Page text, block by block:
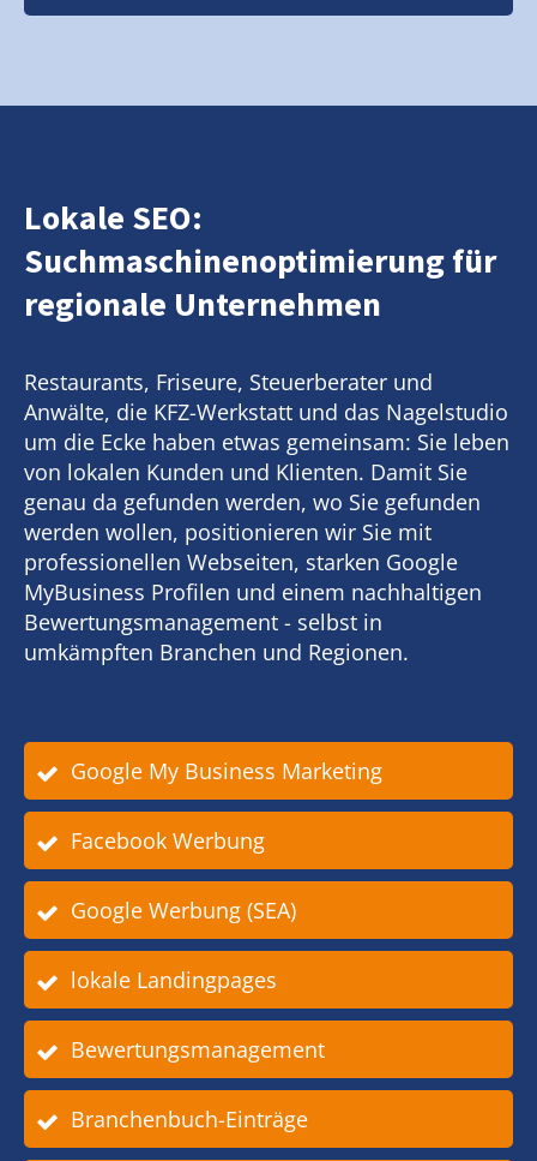
Lokale SEO:
Suchmaschinenoptimierung für
regionale Unternehmen
Restaurants, Friseure, Steuerberater und
Anwälte, die KFZ-Werkstatt und das Nagelstudio
um die Ecke haben etwas gemeinsam: Sie leben
von lokalen Kunden und Klienten. Damit Sie
genau da gefunden werden, wo Sie gefunden
werden wollen, positionieren wir Sie mit
professionellen Webseiten, starken Google
MyBusiness Profilen und einem nachhaltigen
Bewertungsmanagement - selbst in
umkämpften Branchen und Regionen.
Google My Business Marketing
Facebook Werbung
Google Werbung (SEA)
lokale Landingpages
Bewertungsmanagement
Branchenbuch-Einträge